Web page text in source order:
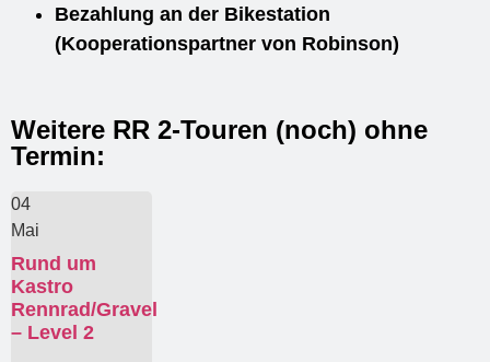
Bezahlung an der Bikestation
(Kooperationspartner von Robinson)
Weitere RR 2-Touren (noch) ohne
Termin:
04
Mai
Rund um
Kastro
Rennrad/Gravel
– Level 2